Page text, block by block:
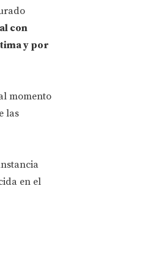
con
y por
momento
las
en el